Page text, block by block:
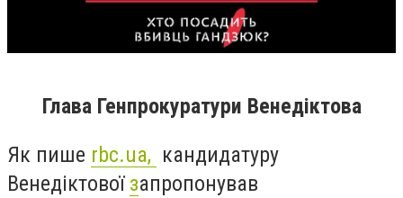
Глава Генпрокуратури Венедіктова
Як пише rbc.ua, кандидатуру
Венедіктової запропонував